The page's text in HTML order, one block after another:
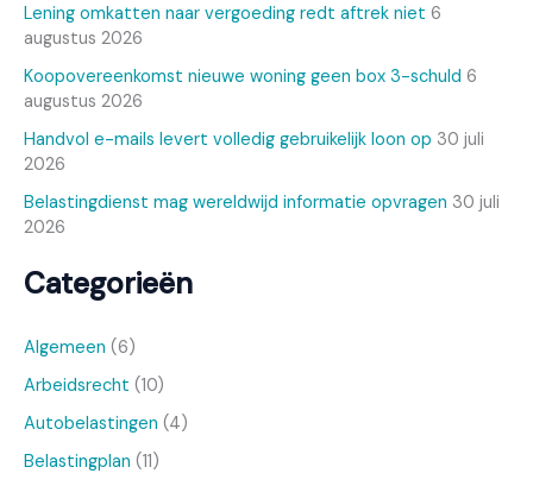
Lening omkatten naar vergoeding redt aftrek niet 6
augustus 2026
Koopovereenkomst nieuwe woning geen box 3-schuld 6
augustus 2026
Handvol e-mails levert volledig gebruikelijk loon op 30 juli
2026
Belastingdienst mag wereldwijd informatie opvragen 30 juli
2026
Categorieën
Algemeen (6)
Arbeidsrecht (10)
Autobelastingen (4)
Belastingplan (11)